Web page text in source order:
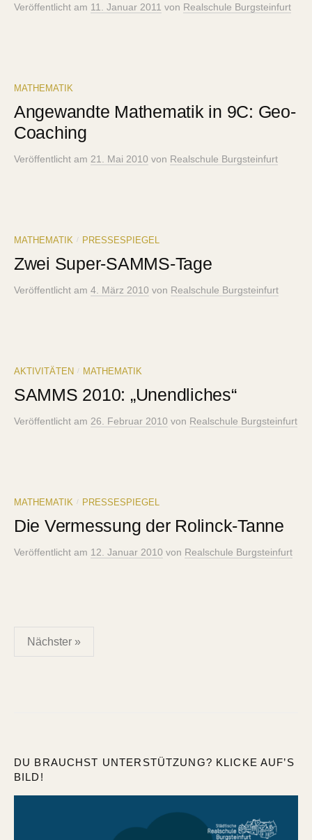
Veröffentlicht am 11. Januar 2011 von Realschule Burgsteinfurt
MATHEMATIK
Angewandte Mathematik in 9C: Geo-
Coaching
Veröffentlicht am 21. Mai 2010 von Realschule Burgsteinfurt
MATHEMATIK / PRESSESPIEGEL
Zwei Super-SAMMS-Tage
Veröffentlicht am 4. März 2010 von Realschule Burgsteinfurt
AKTIVITÄTEN / MATHEMATIK
SAMMS 2010: „Unendliches“
Veröffentlicht am 26. Februar 2010 von Realschule Burgsteinfurt
MATHEMATIK / PRESSESPIEGEL
Die Vermessung der Rolinck-Tanne
Veröffentlicht am 12. Januar 2010 von Realschule Burgsteinfurt
Seitennummerierung
Nächster »
DU BRAUCHST UNTERSTÜTZUNG? KLICKE AUF’S
BILD!